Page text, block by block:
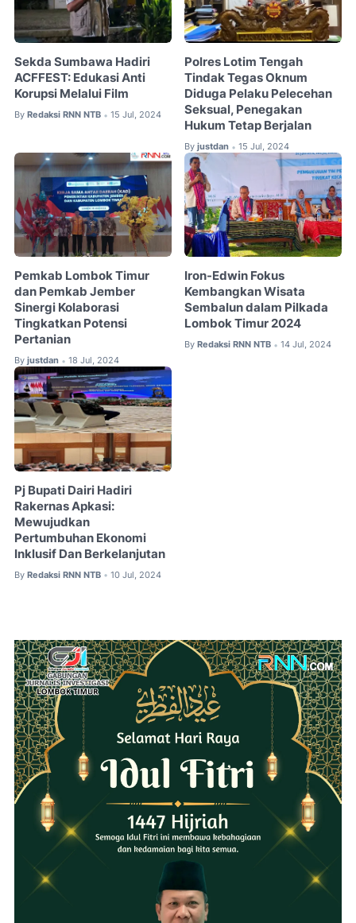
Sekda Sumbawa Hadiri
ACFFEST: Edukasi Anti
Korupsi Melalui Film
By Redaksi RNN NTB • 15 Jul, 2024
Polres Lotim Tengah
Tindak Tegas Oknum
Diduga Pelaku Pelecehan
Seksual, Penegakan
Hukum Tetap Berjalan
By justdan • 15 Jul, 2024
Pemkab Lombok Timur
dan Pemkab Jember
Sinergi Kolaborasi
Tingkatkan Potensi
Pertanian
By justdan • 18 Jul, 2024
Iron-Edwin Fokus
Kembangkan Wisata
Sembalun dalam Pilkada
Lombok Timur 2024
By Redaksi RNN NTB • 14 Jul, 2024
Pj Bupati Dairi Hadiri
Rakernas Apkasi:
Mewujudkan
Pertumbuhan Ekonomi
Inklusif Dan Berkelanjutan
By Redaksi RNN NTB • 10 Jul, 2024